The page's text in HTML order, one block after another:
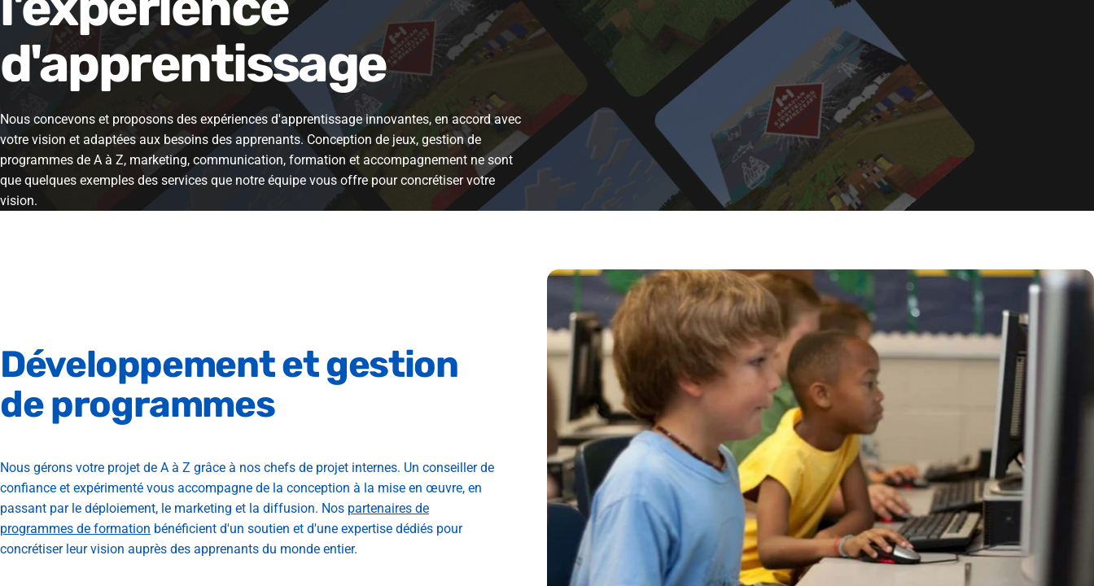
d'apprentissage
Nous concevons et proposons des expériences d'apprentissage innovantes, en accord avec
votre vision et adaptées aux besoins des apprenants. Conception de jeux, gestion de
programmes de A à Z, marketing, communication, formation et accompagnement ne sont
que quelques exemples des services que notre équipe vous offre pour concrétiser votre
vision.
Développementetgestion
de programmes
Nous gérons votre projet de A à Z grâce à nos chefs de projet internes. Un conseiller de
confiance et expérimenté vous accompagne de la conception à la mise en œuvre, en
passant par le déploiement, le marketing et la diffusion. Nos partenaires de
programmes de formation bénéficient d'un soutien et d'une expertise dédiés pour
concrétiser leur vision auprès des apprenants du monde entier.